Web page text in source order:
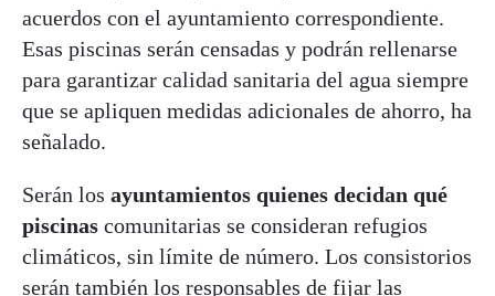
acuerdos con el ayuntamiento correspondiente.
Esas piscinas serán censadas y podrán rellenarse
para garantizar calidad sanitaria del agua siempre
que se apliquen medidas adicionales de ahorro, ha
señalado.
Serán los ayuntamientos quienes decidan qué
piscinas comunitarias se consideran refugios
climáticos, sin límite de número. Los consistorios
serán también los responsables de fijar las